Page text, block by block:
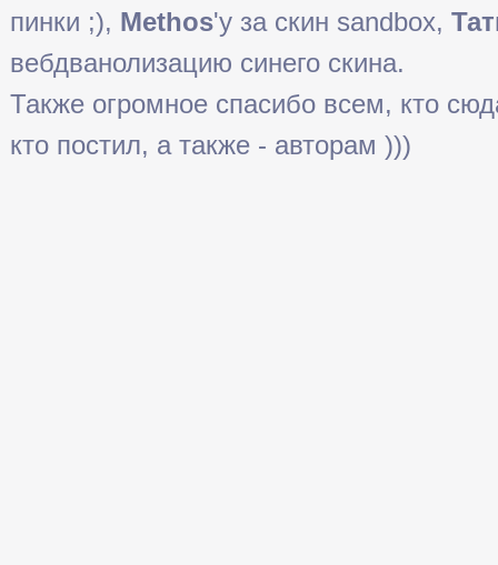
пинки ;), Methos'у за скин sandbox,
вебдванолизацию синего скина.
Также огромное спасибо всем, кто
кто постил, а также - авторам )))